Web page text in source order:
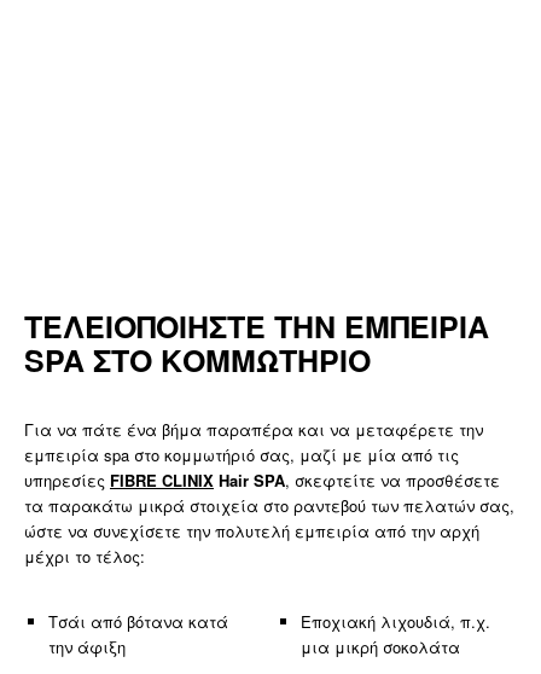
ΤΕΛΕΙΟΠΟΙΗΣΤΕ ΤΗΝ ΕΜΠΕΙΡΙΑ
SPA ΣΤΟ ΚΟΜΜΩΤΗΡΙΟ
Για να πάτε ένα βήμα παραπέρα και να μεταφέρετε την
εμπειρία spa στο κομμωτήριό σας, μαζί με μία από τις
υπηρεσίες FIBRE CLINIX Hair SPA, σκεφτείτε να προσθέσετε
τα παρακάτω μικρά στοιχεία στο ραντεβού των πελατών σας,
ώστε να συνεχίσετε την πολυτελή εμπειρία από την αρχή
μέχρι το τέλος:
Τσάι από βότανα κατά
την άφιξη
Εποχιακή λιχουδιά, π.χ.
μια μικρή σοκολάτα